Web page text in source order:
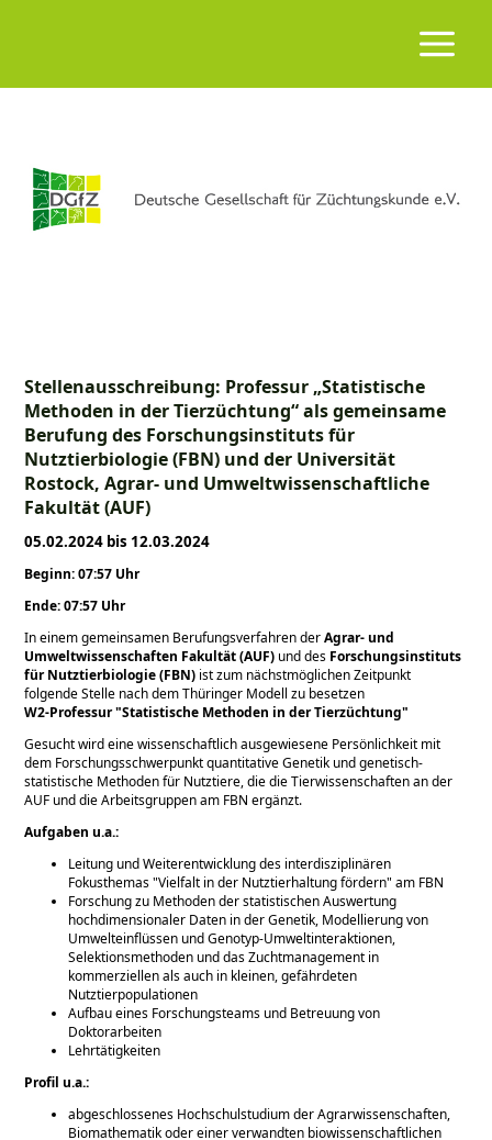
Stellenausschreibung: Professur „Statistische
Methoden in der Tierzüchtung“ als gemeinsame
Berufung des Forschungsinstituts für
Nutztierbiologie (FBN) und der Universität
Rostock, Agrar- und Umweltwissenschaftliche
Fakultät (AUF)
05.02.2024 bis 12.03.2024
Beginn: 07:57 Uhr
Ende: 07:57 Uhr
In einem gemeinsamen Berufungsverfahren derAgrar- und
Umweltwissenschaften Fakultät (AUF) und des Forschungsinstituts
für Nutztierbiologie (FBN) ist zum nächstmöglichen Zeitpunkt
folgende Stelle nach dem Thüringer Modell zu besetzen
W2-Professur Statistische Methoden in der Tierzüchtung
Gesucht wird eine wissenschaftlich ausgewiesene Persönlichkeit mit
dem Forschungsschwerpunkt quantitative Genetik und genetisch-
statistische Methoden für Nutztiere, die die Tierwissenschaften an der
AUF und die Arbeitsgruppen am FBN ergänzt.
Aufgaben u.a.:
Leitung und Weiterentwicklung des interdisziplinären
Fokusthemas Vielfalt in der Nutztierhaltung fördern am FBN
Forschung zu Methoden der statistischen Auswertung
hochdimensionaler Daten in der Genetik, Modellierung von
Umwelteinflüssen und Genotyp-Umweltinteraktionen,
Selektionsmethoden und das Zuchtmanagement in
kommerziellen als auch in kleinen, gefährdeten
Nutztierpopulationen
Aufbau eines Forschungsteams und Betreuung von
Doktorarbeiten
Lehrtätigkeiten
Profil u.a.:
abgeschlossenes Hochschulstudium der Agrarwissenschaften,
Biomathematik oder einer verwandten biowissenschaftlichen